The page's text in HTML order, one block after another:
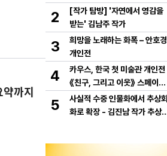
까지
만난 바그너》
2
[작가 탐방] '자연에서 영감을
받는' 김남주 작가
3
희망을 노래하는 화폭 – 안호경
개인전
4
카우스, 한국 첫 미술관 개인전
《친구, 그리고 이웃》 스페이스
K 서울에서 개최
5
사실적 수중 인물화에서 추상회
화로 확장 - 김진남 작가 추상